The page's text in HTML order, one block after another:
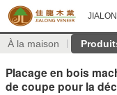
À la maison
Placage en bois
de coupe pour la